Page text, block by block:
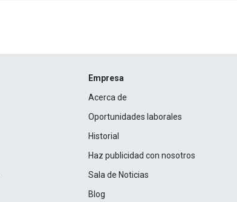
Empresa
Acerca de
Oportunidades laborales
Historial
Haz publicidad con nosotros
Sala de Noticias
Blog